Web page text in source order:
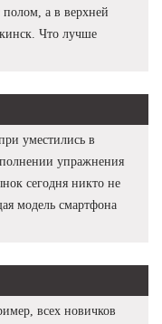
а в верхней
Что лучше
уместились в
упражнения
сегодня никто не
модель смартфона
всех новичков